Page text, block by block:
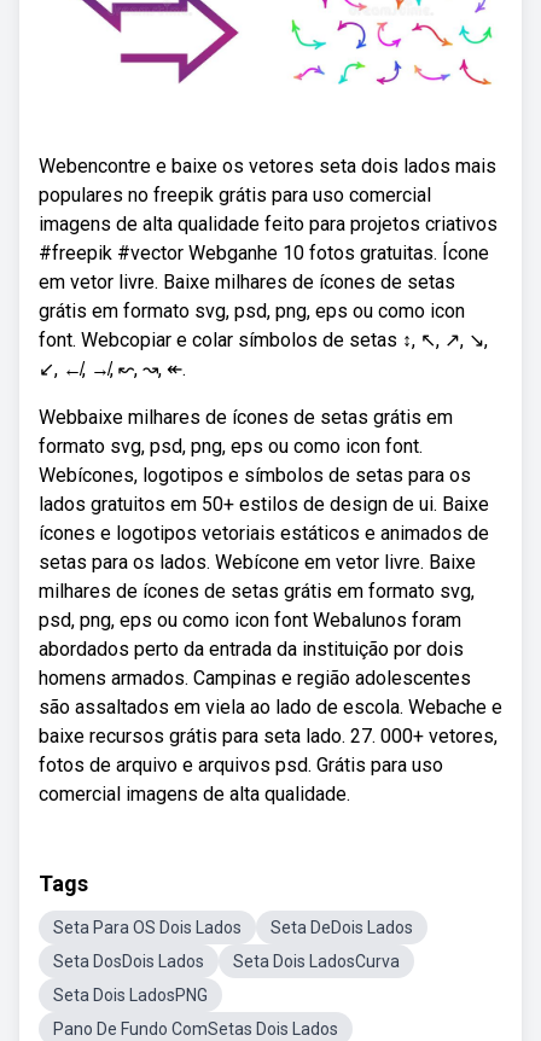
Webencontre e baixe os vetores seta dois lados mais
populares no freepik grátis para uso comercial
imagens de alta qualidade feito para projetos criativos
#freepik #vector Webganhe 10 fotos gratuitas. Ícone
em vetor livre. Baixe milhares de ícones de setas
grátis em formato svg, psd, png, eps ou como icon
font. Webcopiar e colar símbolos de setas ↕, ↖, ↗, ↘,
↙, ↚, ↛, ↜, ↝, ↞.
Webbaixe milhares de ícones de setas grátis em
formato svg, psd, png, eps ou como icon font.
Webícones, logotipos e símbolos de setas para os
lados gratuitos em 50+ estilos de design de ui. Baixe
ícones e logotipos vetoriais estáticos e animados de
setas para os lados. Webícone em vetor livre. Baixe
milhares de ícones de setas grátis em formato svg,
psd, png, eps ou como icon font Webalunos foram
abordados perto da entrada da instituição por dois
homens armados. Campinas e região adolescentes
são assaltados em viela ao lado de escola. Webache e
baixe recursos grátis para seta lado. 27. 000+ vetores,
fotos de arquivo e arquivos psd. Grátis para uso
comercial imagens de alta qualidade.
Tags
Seta Para OS Dois Lados
Seta DeDois Lados
Seta DosDois Lados
Seta Dois LadosCurva
Seta Dois LadosPNG
Pano De Fundo ComSetas Dois Lados